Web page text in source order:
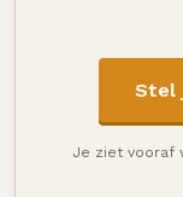
Stel
Je ziet vooraf